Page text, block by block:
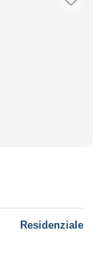
Residenziale